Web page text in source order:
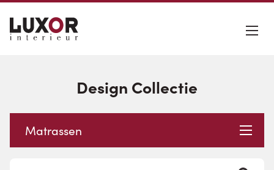
Design Collectie
Matrassen